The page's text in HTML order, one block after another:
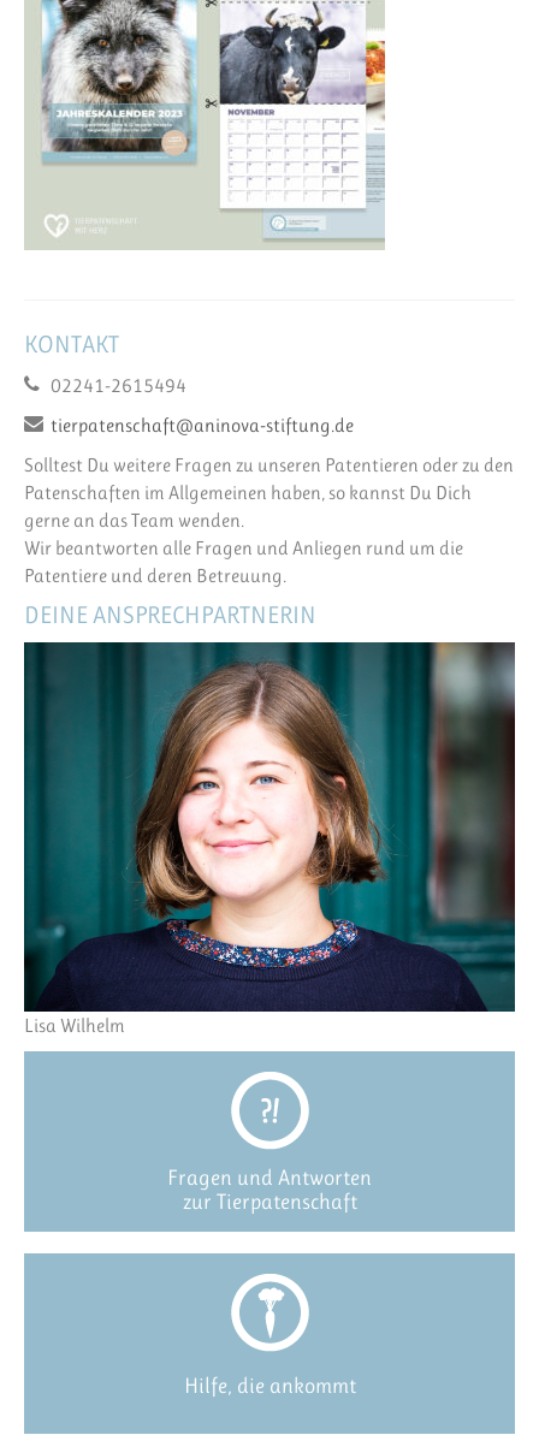
KONTAKT
02241-2615494
tierpatenschaft@aninova-stiftung.de
Solltest Du weitere Fragen zu unseren Patentieren oder zu den
Patenschaften im Allgemeinen haben, so kannst Du Dich
gerne an das Team wenden.
Wir beantworten alle Fragen und Anliegen rund um die
Patentiere und deren Betreuung.
DEINE ANSPRECHPARTNERIN
Lisa Wilhelm
Fragen und Antworten
zur Tierpatenschaft
Hilfe, die ankommt